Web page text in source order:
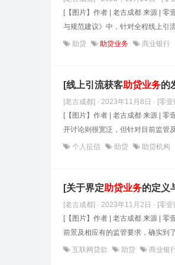
[【图片】作者 | 老古成都​ 来源 | 零
与规范建议》中，针对全程线上引
助贷 助贷业务 商业银行
[线上引流获客助贷业务的
[老古成都] · 2023年11月8日 · [零
[【图片】作者 | 老古成都​ 来源 | 零
开讨论则很宽泛，但针对目前监管
个人征信 助贷 助贷机构
[关于界定助贷业务的定义
[老古成都] · 2023年11月2日 · [零
[【图片】作者 | 老古成都 来源 | 零
前景及相应有的监管要求，确实到
互联网贷款 助贷 商业银